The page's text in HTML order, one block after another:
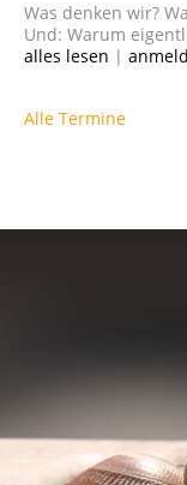
Was denken wir?
Und: Warum
alles lesen |
Alle Termine